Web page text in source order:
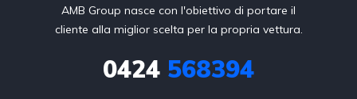
AMB Group nasce con l'obiettivo di portare il
cliente alla miglior scelta per la propria vettura.
0424 568394